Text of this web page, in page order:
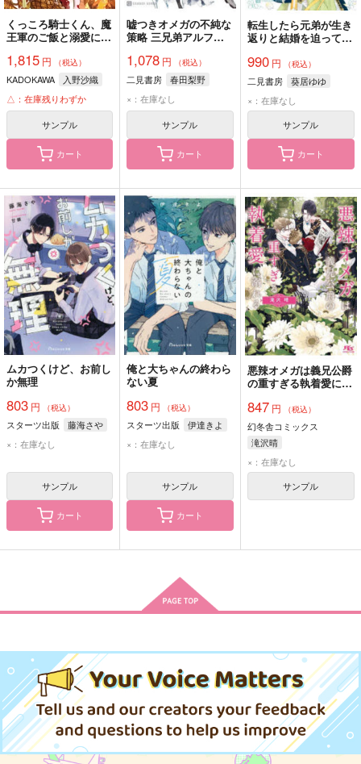
くっころ騎士くん、魔
王軍のご飯と溺愛に陥
1,815 円 （税込）
KADOKAWA
入野沙織
△：在庫残りわずか
サンプル
カート
嘘つきオメガの不純な
策略 三兄弟アルファ
1,078 円 （税込）
二見書房
春田梨野
×：在庫なし
サンプル
カート
転生したら元弟が生き
返りと結婚を迫ってき
990円 （税込）
二見書房
葵居ゆゆ
×：在庫なし
サンプル
カート
ムカつくけど、お前し
か無理
803 円 （税込）
スターツ出版
藤海さや
×：在庫なし
サンプル
カート
俺と大ちゃんの終わら
ない夏
803 円 （税込）
スターツ出版
伊達きよ
×：在庫なし
サンプル
カート
悪辣オメガは義兄公爵
の重すぎる執着愛に溺
847円 （税込）
幻冬舎コミックス
滝沢晴
×：在庫なし
サンプル